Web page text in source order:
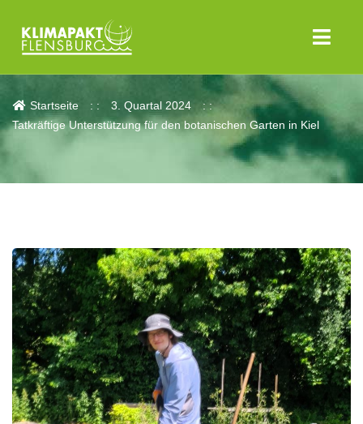
Aktuelles
Startseite
3. Quartal 2024
Tatkräftige Unterstützung für den botanischen Garten in Kiel